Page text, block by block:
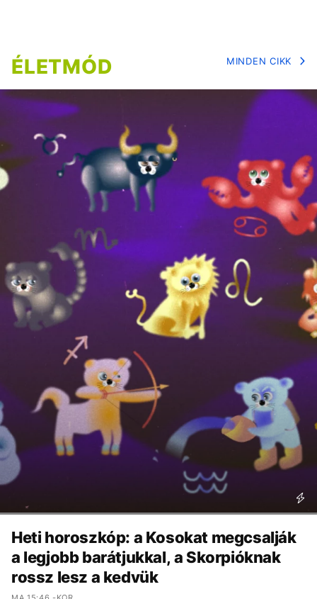
ÉLETMÓD MINDEN CIKK
Heti horoszkóp: a Kosokat megcsalják
a legjobb barátjukkal, a Skorpióknak
rossz lesz a kedvük